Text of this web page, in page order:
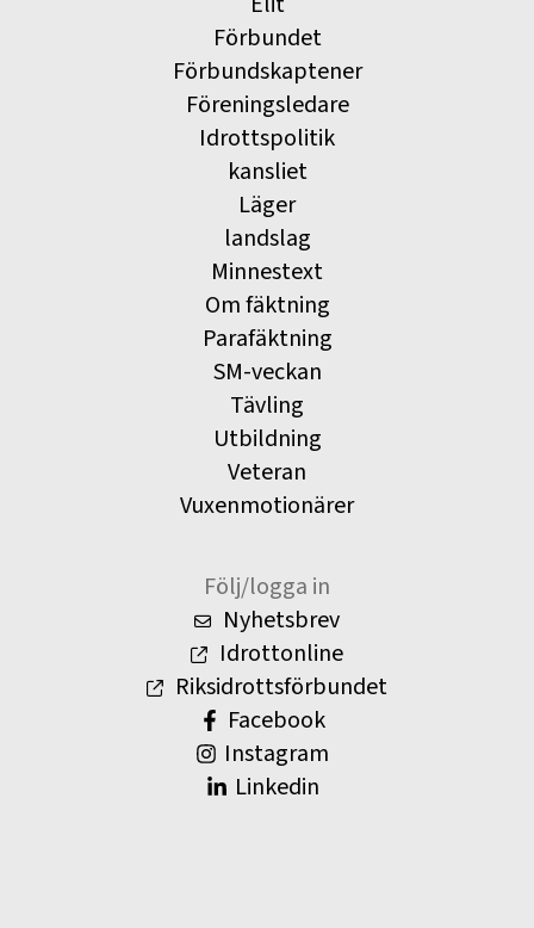
Förbundet
Förbundskaptener
Föreningsledare
Idrottspolitik
kansliet
Läger
landslag
Minnestext
Om fäktning
Parafäktning
SM-veckan
Tävling
Utbildning
Veteran
Vuxenmotionärer
Följ/logga in
Nyhetsbrev
Idrottonline
Riksidrottsförbundet
Facebook
Instagram
Linkedin